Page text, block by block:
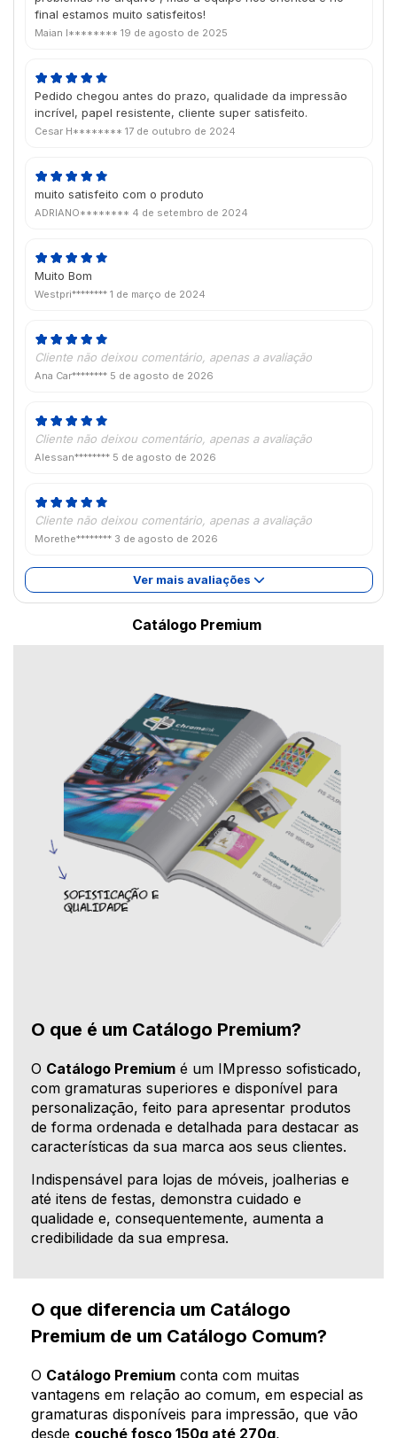
final estamos muito satisfeitos!
Maian I******** 19 de agosto de 2025
Pedido chegou antes do prazo, qualidade da impressão
incrível, papel resistente, cliente super satisfeito.
Cesar H******** 17 de outubro de 2024
muito satisfeito com o produto
ADRIANO******** 4 de setembro de 2024
Muito Bom
Westpri******** 1 de março de 2024
Cliente não deixou comentário, apenas a avaliação
Ana Car******** 5 de agosto de 2026
Cliente não deixou comentário, apenas a avaliação
Alessan******** 5 de agosto de 2026
Cliente não deixou comentário, apenas a avaliação
Morethe******** 3 de agosto de 2026
Ver mais avaliações
Catálogo Premium
O que é um Catálogo Premium?
O Catálogo Premium é um IMpresso sofisticado,
com gramaturas superiores e disponível para
personalização, feito para apresentar produtos
de forma ordenada e detalhada para destacar as
características da sua marca aos seus clientes.
Indispensável para lojas de móveis, joalherias e
até itens de festas, demonstra cuidado e
qualidade e, consequentemente, aumenta a
credibilidade da sua empresa.
O que diferencia um Catálogo
Premium de um Catálogo Comum?
O Catálogo Premium conta com muitas
vantagens em relação ao comum, em especial as
gramaturas disponíveis para impressão, que vão
desde couché fosco 150g até 270g,